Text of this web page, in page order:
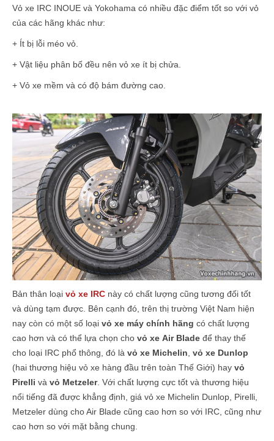
Vỏ xe IRC INOUE và Yokohama có nhiều đặc điểm tốt so với vỏ
của các hãng khác như:
+ Ít bị lỗi méo vỏ.
+ Vật liệu phân bố đều nên vỏ xe ít bị chửa.
+ Vỏ xe mềm và có độ bám đường cao.
Bản thân loại vỏ xe IRC này có chất lượng cũng tương đối tốt
và dùng tạm được. Bên cạnh đó, trên thị trường Việt Nam hiện
nay còn có một số loại vỏ xe máy chính hãng có chất lượng
cao hơn và có thể lựa chọn cho vỏ xe Air Blade để thay thế
cho loại IRC phổ thông, đó là vỏ xe Michelin vỏ xe Dunlop
(hai thương hiệu vỏ xe hàng đầu trên toàn Thế Giới) hay vỏ
Pirelli và vỏ Metzeler. Với chất lượng cực tốt và thương hiệu
nổi tiếng đã được khẳng định, giá vỏ xe Michelin Dunlop, Pirelli,
Metzeler dùng cho Air Blade cũng cao hơn so với IRC, cũng như
cao hơn so với mặt bằng chung.